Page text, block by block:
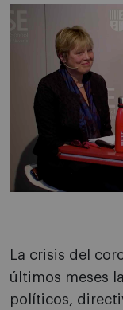
La crisis del
últimos meses
políticos,